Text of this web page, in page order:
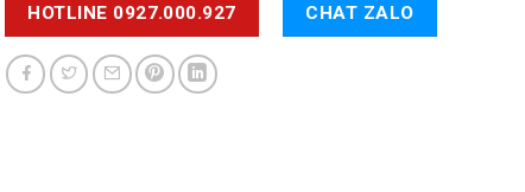
HOTLINE 0927.000.927 CHAT ZALO